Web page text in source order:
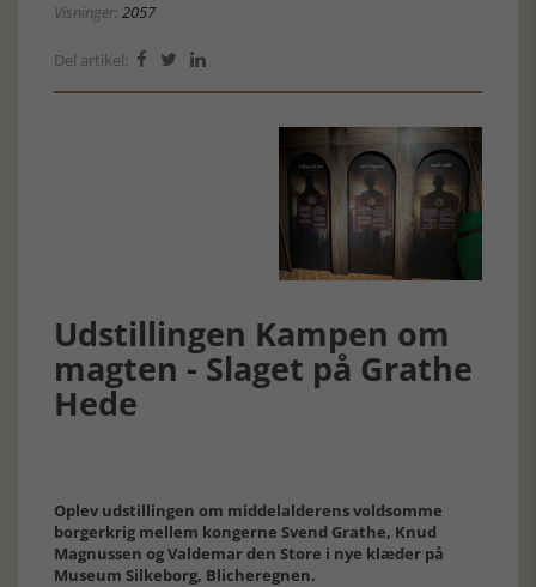
Visninger:2057
Del artikel:   
Udstillingen Kampen om
magten - Slaget på Grathe
Hede
Oplev udstillingen om middelalderens voldsomme
borgerkrig mellem kongerne Svend Grathe, Knud
Magnussen og Valdemar den Store i nye klæder på
Museum Silkeborg, Blicheregnen.